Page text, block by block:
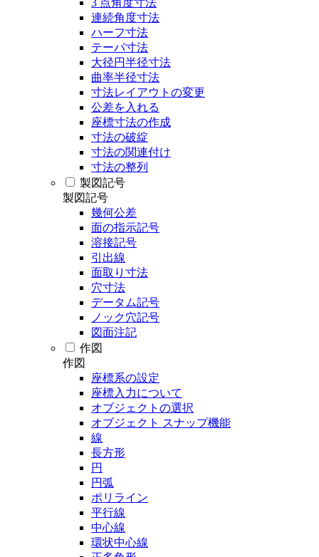
3 点角度寸法
連続角度寸法
ハーフ寸法
テーパ寸法
大径円半径寸法
曲率半径寸法
寸法レイアウトの変更
公差を入れる
座標寸法の作成
寸法の破綻
寸法の関連付け
寸法の整列
製図記号
製図記号
幾何公差
面の指示記号
溶接記号
引出線
面取り寸法
穴寸法
データム記号
ノック穴記号
図面注記
作図
作図
座標系の設定
座標入力について
オブジェクトの選択
オブジェクト スナップ機能
線
長方形
円
円弧
ポリライン
平行線
中心線
環状中心線